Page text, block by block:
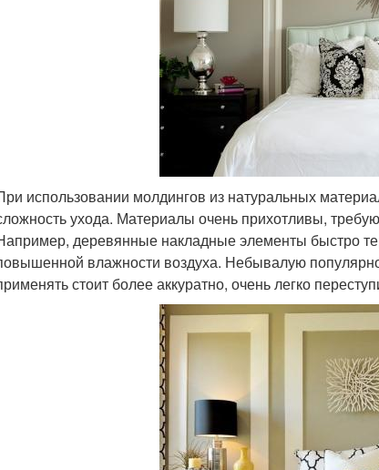
использовании молдингов из натуральных
ухода. Материалы очень прихотливы,
деревянные накладные элементы быстро
влажности воздуха. Небывалую
стоит более аккуратно, очень легко